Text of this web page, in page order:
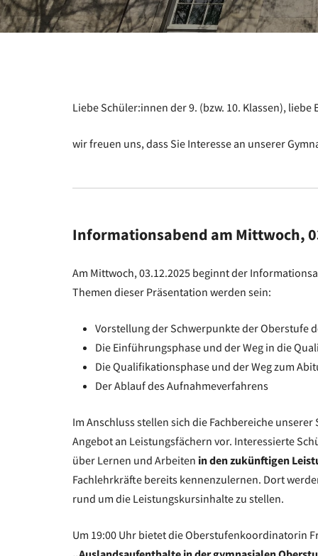
Liebe Schüler:innen der 9. (bzw. 10. Klassen), liebe
wir freuen uns, dass Sie Interesse an unserer
Informationsabend am Mittwoch,
Am Mittwoch, 03.12.2025 beginnt der
Themen dieser Präsentation werden sein:
Vorstellung der Schwerpunkte der Oberstufe
Die Einführungsphase und der Weg in die
Die Qualifikationsphase und der Weg zum
Der Ablauf des Aufnahmeverfahrens
Im Anschluss stellen sich die Fachbereiche unserer
Angebot an Leistungsfächern vor. Interessierte
über Lernen und Arbeiten in den zukünftigen
Fachlehrkräfte bereits kennenzulernen. Dort
rund um die Leistungskursinhalte zu stellen.
Um 19:00 Uhr bietet die Oberstufenkoordinatorin